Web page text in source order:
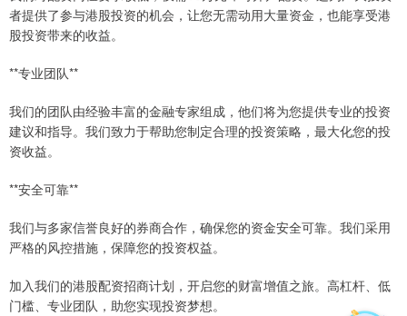
者提供了参与港股投资的机会，让您无需动用大量资金，也能享受港
股投资带来的收益。
**专业团队**
我们的团队由经验丰富的金融专家组成，他们将为您提供专业的投资
建议和指导。我们致力于帮助您制定合理的投资策略，最大化您的投
资收益。
**安全可靠**
我们与多家信誉良好的券商合作，确保您的资金安全可靠。我们采用
严格的风控措施，保障您的投资权益。
加入我们的港股配资招商计划，开启您的财富增值之旅。高杠杆、低
门槛、专业团队，助您实现投资梦想。